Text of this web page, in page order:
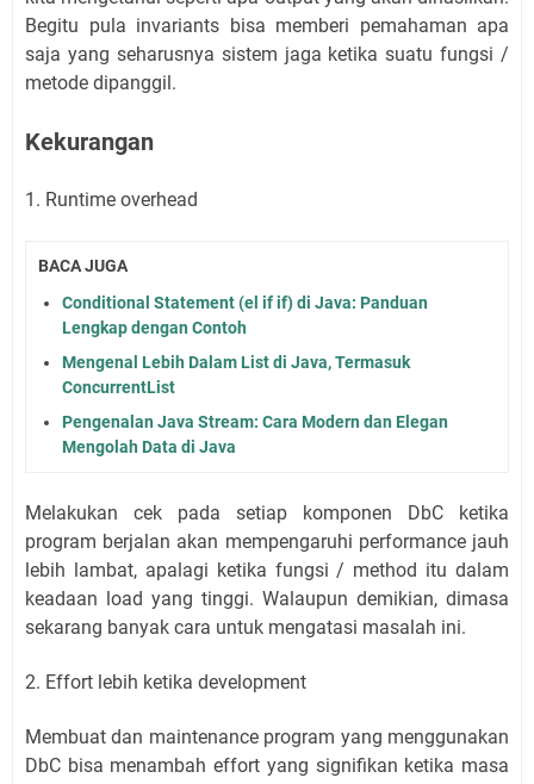
Begitu pula invariants bisa memberi pemahaman apa
saja yang seharusnya sistem jaga ketika suatu fungsi /
metode dipanggil.
Kekurangan
1. Runtime overhead
BACA JUGA
Conditional Statement (el if if) di Java: Panduan
Lengkap dengan Contoh
Mengenal Lebih Dalam List di Java, Termasuk
ConcurrentList
Pengenalan Java Stream: Cara Modern dan Elegan
Mengolah Data di Java
Melakukan cek pada setiap komponen DbC ketika
program berjalan akan mempengaruhi performance jauh
lebih lambat, apalagi ketika fungsi / method itu dalam
keadaan load yang tinggi. Walaupun demikian, dimasa
sekarang banyak cara untuk mengatasi masalah ini.
2. Effort lebih ketika development
Membuat dan maintenance program yang menggunakan
DbC bisa menambah effort yang signifikan ketika masa